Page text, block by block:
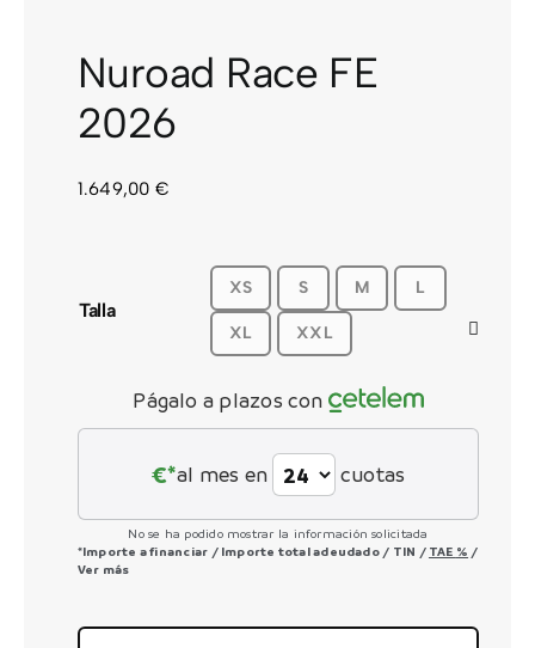
CONTACTO
Nuroad Race FE
2026
1.649,00 €
Talla
XS S M L
XL XXL
Págalo a plazos con
€*al mes en cuotas
No se ha podido mostrar la información solicitada
*Importe a financiar / Importe total adeudado / TIN / TAE % /
Ver más